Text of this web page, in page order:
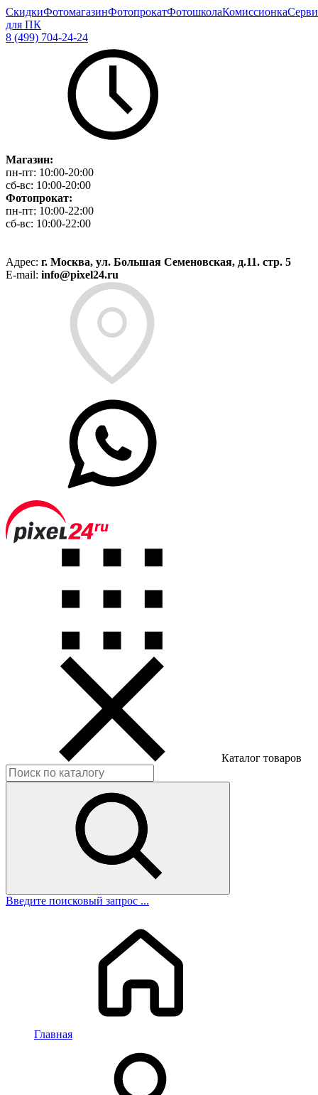
СкидкиФотомагазинФотопрокатФотошколаКомиссионка
для ПК
8 (499) 704-24-24
Магазин:
пн-пт: 10:00-20:00
сб-вс: 10:00-20:00
Фотопрокат:
пн-пт: 10:00-22:00
сб-вс: 10:00-22:00
Адрес: г. Москва, ул. Большая Семеновская, д.11. стр. 5
E-mail: info@pixel24.ru
Каталог товаров
Введите поисковый запрос ...
Главная